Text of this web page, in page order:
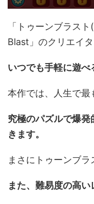
「トゥーンブラス
Blast」のクリエイタ
いつでも手軽に遊べ
本作では、人生で最
究極のパズルで爆
きます。
まさにトゥーンブラ
また、難易度の高い